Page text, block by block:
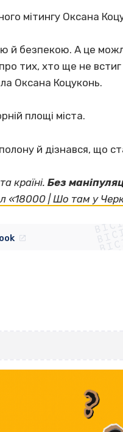
мітингу Оксана
й безпекою. А це
тих, хто ще не
Оксана Коцуконь.
площі міста.
й дізнався, що
країні. Без
«18000 | Шо там у